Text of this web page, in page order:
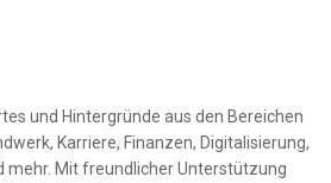
und Hintergründe aus den Bereichen
Karriere, Finanzen, Digitalisierung,
mehr. Mit freundlicher Unterstützung